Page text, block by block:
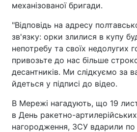
механізованої бригади.
"Відповідь на адресу
зв'язку: орки злилися в купу
непотребу та своїх недолугих
привозьте до нас більше
десантників. Ми слідкуємо за
йдеться у підписі до відео.
В Мережі нагадують, що 19
в День ракетно-
нагородження, ЗСУ вдарили по